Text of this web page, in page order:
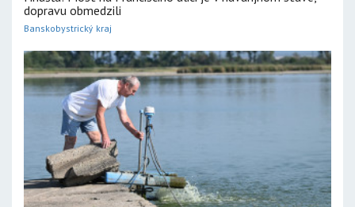
dopravu obmedzili
Banskobystrický kraj